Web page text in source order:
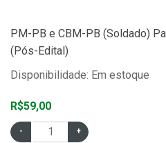
PM-PB e CBM-PB (Soldado)
(Pós-Edital)
Disponibilidade: Em estoque
R$59,00